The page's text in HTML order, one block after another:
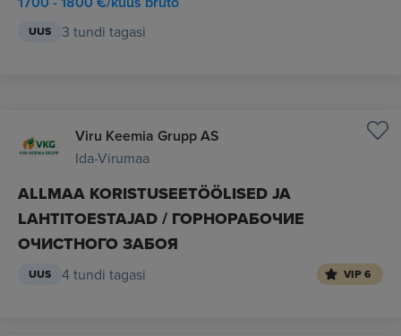
UUS 3 tundi tagasi
Viru Keemia Grupp AS
Ida-Virumaa
ALLMAA KORISTUSEETÖÖLISED JA
LAHTITOESTAJAD / ГОРНОРАБОЧИЕ
ОЧИСТНОГО ЗАБОЯ
UUS 4 tundi tagasi VIP 6